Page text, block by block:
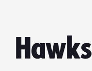
Hawks